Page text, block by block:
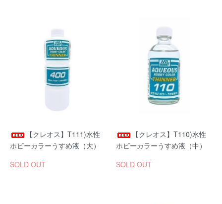
【クレオス】T111)水性
ホビーカラーうすめ液（大）
SOLD OUT
【クレオス】T110)水性
ホビーカラーうすめ液（中）
SOLD OUT